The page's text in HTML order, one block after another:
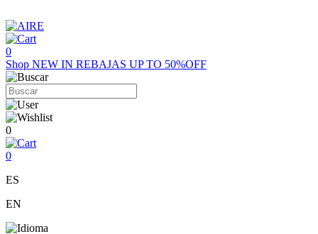
0
Shop NEW IN REBAJAS UP TO 50%OFF
0
0
ES
EN